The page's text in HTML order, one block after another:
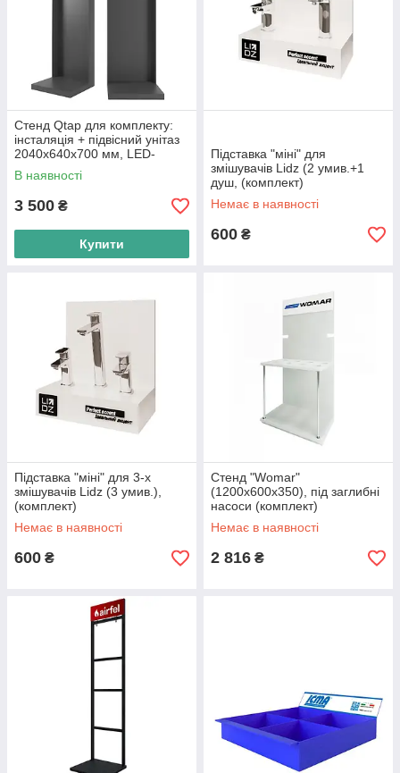
Стенд Qtap для комплекту:
інсталяція + підвісний унітаз
2040х640х700 мм, LED-
підсвітка, графіт (комплект)
В наявності
3 500 ₴
Купити
Підставка "міні" для
змішувачів Lidz (2 умив.+1
душ, (комплект)
Немає в наявності
600 ₴
Підставка "міні" для 3-х
змішувачів Lidz (3 умив.),
(комплект)
Немає в наявності
600 ₴
Стенд "Womar"
(1200х600х350), під заглибні
насоси (комплект)
Немає в наявності
2 816 ₴